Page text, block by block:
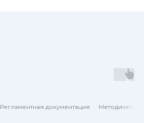
Регламентная документация